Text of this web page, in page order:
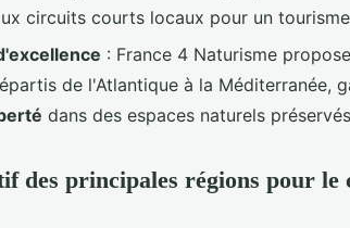
circuits courts locaux pour un
: France 4 Naturisme
de l'Atlantique à la Méditerranée,
dans des espaces naturels
des principales régions pour le